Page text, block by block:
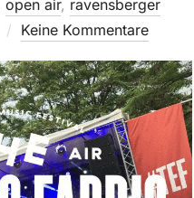
open air, ravensberger
Keine Kommentare